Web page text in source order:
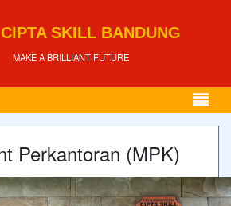
SKILL BANDUNG
MAKE A BRILLIANT FUTURE
Perkantoran (MPK)